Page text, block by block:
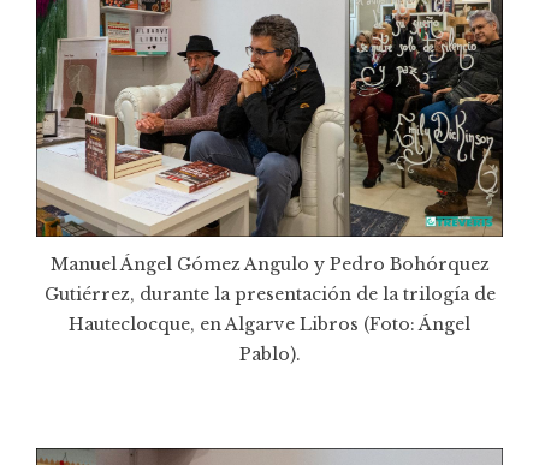
Manuel Ángel Gómez Angulo y Pedro Bohórquez
Gutiérrez, durante la presentación de la trilogía de
Hauteclocque, en Algarve Libros (Foto: Ángel
Pablo).